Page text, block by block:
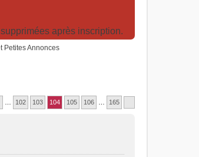
après inscription.
Petites Annonces
102 103 104 105 106 165